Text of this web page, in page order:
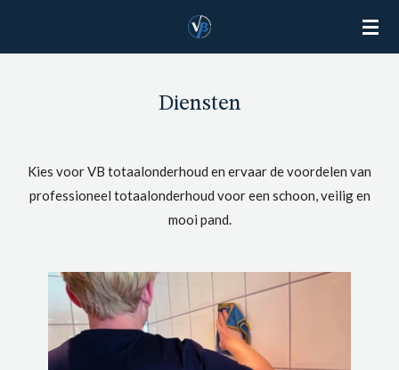
Diensten
Kies voor VB totaalonderhoud en ervaar de voordelen van
professioneel totaalonderhoud voor een schoon, veilig en
mooi pand.